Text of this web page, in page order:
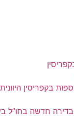
בקפריסין